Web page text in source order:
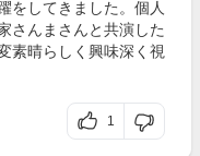
をしてきました。個人
さんまさんと共演した
素晴らしく興味深く視
1